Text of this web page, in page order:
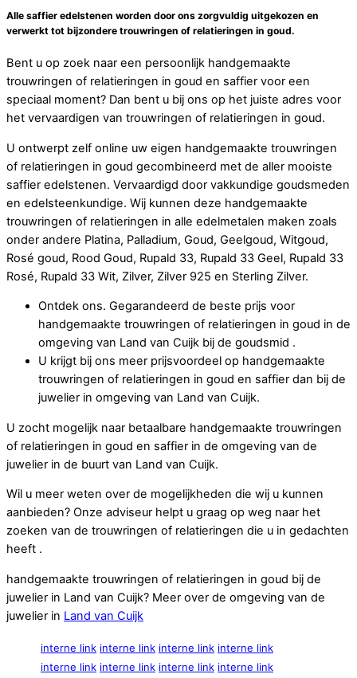
Alle saffier edelstenen worden door ons zorgvuldig uitgekozen en
verwerkt tot bijzondere trouwringen of relatieringen in goud.
Bent u op zoek naar een persoonlijk handgemaakte
trouwringen of relatieringen in goud en saffier voor een
speciaal moment? Dan bent u bij ons op het juiste adres voor
het vervaardigen van trouwringen of relatieringen in goud.
U ontwerpt zelf online uw eigen handgemaakte trouwringen
of relatieringen in goud gecombineerd met de aller mooiste
saffier edelstenen. Vervaardigd door vakkundige goudsmeden
en edelsteenkundige. Wij kunnen deze handgemaakte
trouwringen of relatieringen in alle edelmetalen maken zoals
onder andere Platina, Palladium, Goud, Geelgoud, Witgoud,
Rosé goud, Rood Goud, Rupald 33, Rupald 33 Geel, Rupald 33
Rosé, Rupald 33 Wit, Zilver, Zilver 925 en Sterling Zilver.
Ontdek ons. Gegarandeerd de beste prijs voor
handgemaakte trouwringen of relatieringen in goud in de
omgeving van Land van Cuijk bij de goudsmid .
U krijgt bij ons meer prijsvoordeel op handgemaakte
trouwringen of relatieringen in goud en saffier dan bij de
juwelier in omgeving van Land van Cuijk.
U zocht mogelijk naar betaalbare handgemaakte trouwringen
of relatieringen in goud en saffier in de omgeving van de
juwelier in de buurt van Land van Cuijk.
Wil u meer weten over de mogelijkheden die wij u kunnen
aanbieden? Onze adviseur helpt u graag op weg naar het
zoeken van de trouwringen of relatieringen die u in gedachten
heeft .
handgemaakte trouwringen of relatieringen in goud bij de
juwelier in Land van Cuijk? Meer over de omgeving van de
juwelier in Land van Cuijk
interne link interne link interne link interne link
interne link interne link interne link interne link